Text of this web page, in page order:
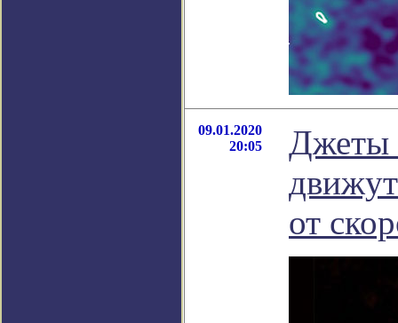
09.01.2020
20:05
Джеты
от